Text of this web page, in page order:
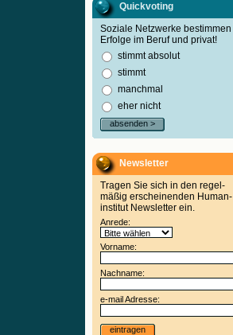
Quickvoting
Soziale Netzwerke bestimmen
Erfolge im Beruf und privat!
stimmt absolut
stimmt
manchmal
eher nicht
absenden >
Newsletter
Tragen Sie sich in den regel-
mäßig erscheinenden Human-
institut Newsletter ein.
Anrede:
Vorname:
Nachname:
e-mail Adresse:
eintragen